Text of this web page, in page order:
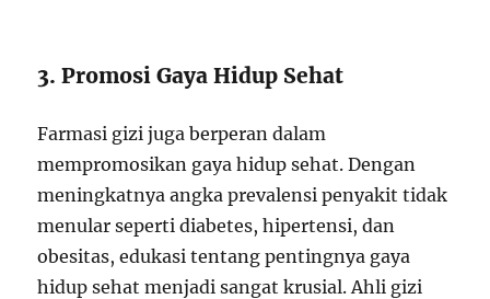
3. Promosi Gaya Hidup Sehat
Farmasi gizi juga berperan dalam
mempromosikan gaya hidup sehat. Dengan
meningkatnya angka prevalensi penyakit tidak
menular seperti diabetes, hipertensi, dan
obesitas, edukasi tentang pentingnya gaya
hidup sehat menjadi sangat krusial. Ahli gizi